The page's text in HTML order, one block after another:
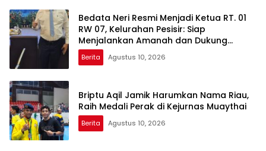
Bedata Neri Resmi Menjadi Ketua RT. 01
RW 07, Kelurahan Pesisir: Siap
Menjalankan Amanah dan Dukung
Seluruh Program Walikota Agung
Nugroho
Berita Agustus 10, 2026
Briptu Aqil Jamik Harumkan Nama Riau,
Raih Medali Perak di Kejurnas Muaythai
Berita Agustus 10, 2026